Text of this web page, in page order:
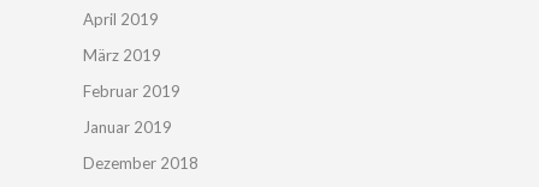
April 2019
März 2019
Februar 2019
Januar 2019
Dezember 2018